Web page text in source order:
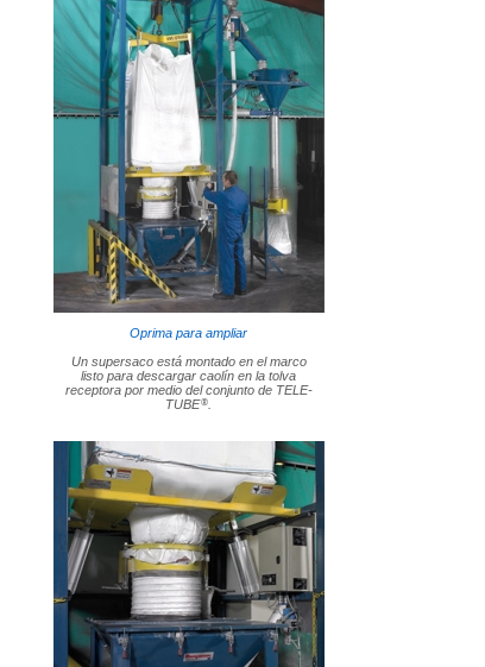
Oprima para ampliar
Un supersaco está montado en el marco
listo para descargar caolín en la tolva
receptora por medio del conjunto de TELE-
TUBE®